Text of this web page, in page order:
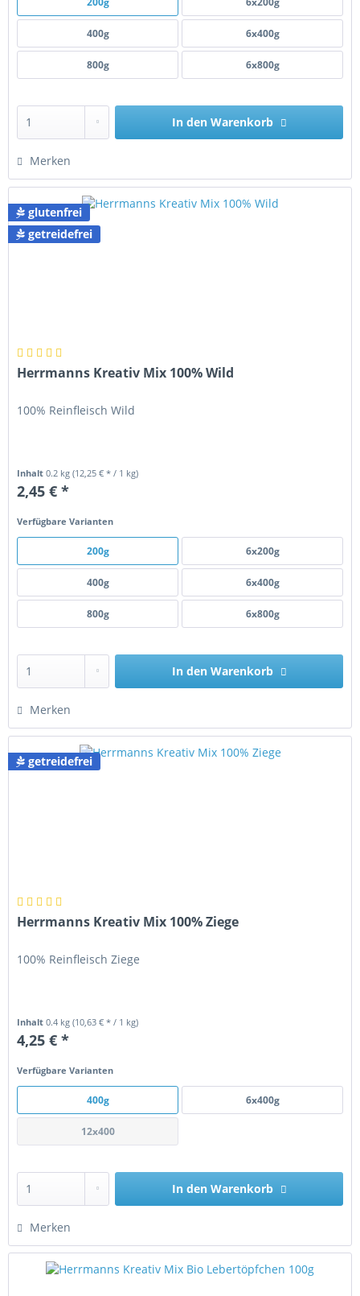
400g 6x400g
800g 6x800g
In den Warenkorb
Merken
glutenfrei
getreidefrei
Herrmanns Kreativ Mix 100% Wild
100% Reinfleisch Wild
Inhalt0.2 kg(12,25 € * / 1 kg)
2,45 € *
Verfügbare Varianten
200g 6x200g
400g 6x400g
800g 6x800g
In den Warenkorb
Merken
getreidefrei
Herrmanns Kreativ Mix 100% Ziege
100% Reinfleisch Ziege
Inhalt0.4 kg(10,63 € * / 1 kg)
4,25 € *
Verfügbare Varianten
400g 6x400g
12x400
In den Warenkorb
Merken